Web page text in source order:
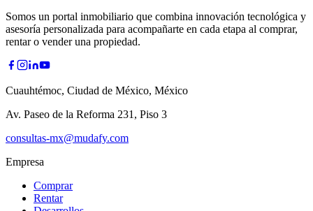
Somos un portal inmobiliario que combina innovación tecnológica y
asesoría personalizada para acompañarte en cada etapa al comprar,
rentar o vender una propiedad.
Cuauhtémoc, Ciudad de México, México
Av. Paseo de la Reforma 231, Piso 3
consultas-mx@mudafy.com
Empresa
Comprar
Rentar